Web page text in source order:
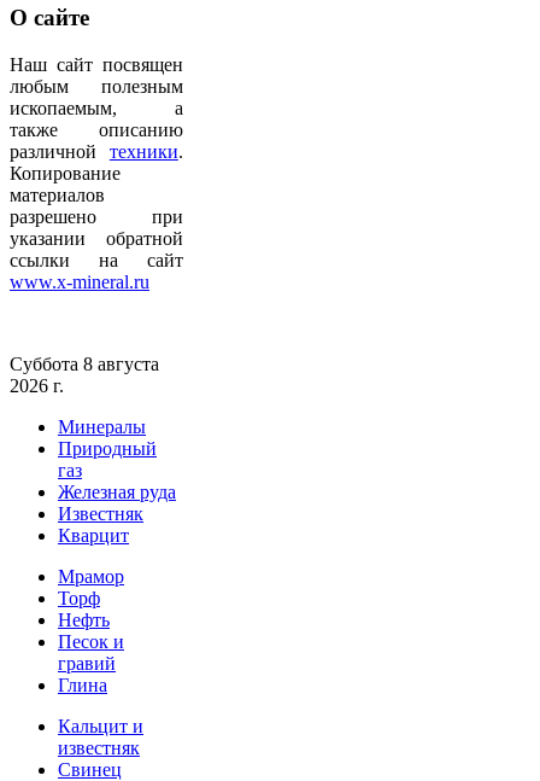
О сайте
Наш сайт посвящен
любым полезным
ископаемым, а
также описанию
различной техники.
Копирование
материалов
разрешено при
указании обратной
ссылки на сайт
www.x-mineral.ru
Суббота 8 августа
2026 г.
Минералы
Природный
газ
Железная руда
Известняк
Кварцит
Мрамор
Торф
Нефть
Песок и
гравий
Глина
Кальцит и
известняк
Свинец